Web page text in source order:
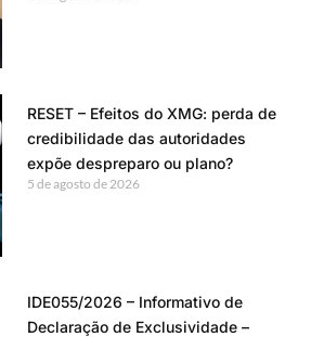
RESET – Efeitos do XMG: perda de
credibilidade das autoridades
expõe despreparo ou plano?
5 de agosto de 2026
IDE055/2026 – Informativo de
Declaração de Exclusividade –